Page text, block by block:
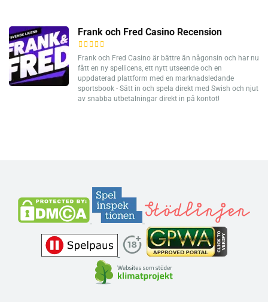
Frank och Fred Casino Recension
Frank och Fred Casino är bättre än någonsin och har nu
fått en ny spellicens, ett nytt utseende och en
uppdaterad plattform med en marknadsledande
sportsbook - Sätt in och spela direkt med Swish och njut
av snabba utbetalningar direkt in på kontot!